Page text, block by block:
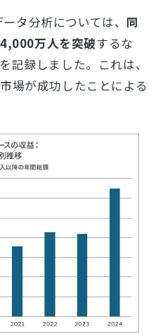
タ分析については、 同
万人を突破するな
記録しました。これは、
場が成功したことによる